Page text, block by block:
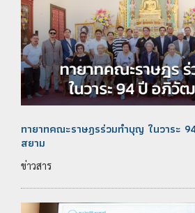
ทายาทคณะราษฎรร่วมทำบุญ ในวาระ
สยาม
ข่าวสาร